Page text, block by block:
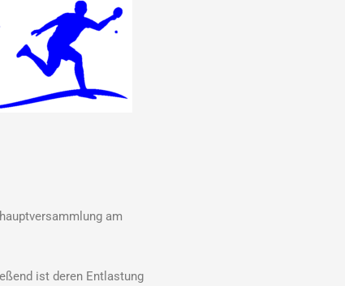
am
ist deren Entlastung